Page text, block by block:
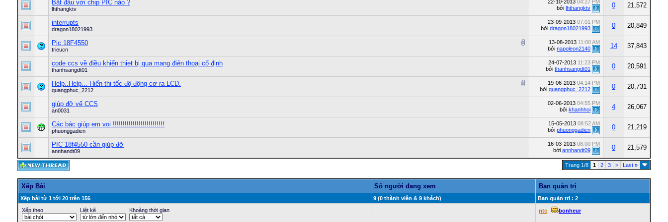
Bắt đầu với chip PIC nào ?
lhthangktv
22-10-2013 04:27 PM
bởi lhthangktv 0 21,572
interrupts
dragon18021993
23-09-2013 07:01 PM
bởi dragon18021993 0 20,849
Pic 18F4550
trieucn
13-08-2013 11:00 AM
bởi napoleon2140 14 37,843
code ccs về điều khiển thiet bị qua mạng điên thoại cố định
thanhsangdt01
24-07-2013 11:23 PM
bởi thanhsangdt01 0 20,591
Help..Help... Hiển thị tốc độ động cơ ra LCD.
quangphuc_2212
19-06-2013 04:14 PM
bởi quangphuc_2212 0 20,731
giúp đỡ vế CCS
an0031
02-06-2013 04:55 PM
bởi khanhhoi 4 26,067
Các bác giúp em voi !!!!!!!!!!!!!!!!!!!!!!!!!!
phuonggadien
15-05-2013 08:52 AM
bởi phuonggadien 0 21,219
PIC 18f4550 cần giúp đỡ
annhandt09
16-03-2013 08:00 PM
bởi annhandt09 0 21,579
Trang 1/8 1 2 3 > Last »
Xếp Bài Số người đang xem Ban quản trị
Xếp bài từ 1 tới 20 trên 156 9 (0 thành viên & 9 khách)
Ban quản trị : 2
Xếp theo
Liệt kê Khoảng thời gian ntc bonheur